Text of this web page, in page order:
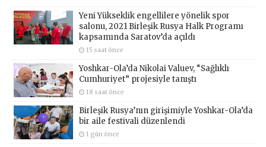
Yeni Yükseklik engellilere yönelik spor
salonu, 2021 Birleşik Rusya Halk Programı
kapsamında Saratov’da açıldı
15 saat önce
Yoshkar-Ola’da Nikolai Valuev, “Sağlıklı
Cumhuriyet” projesiyle tanıştı
18 saat önce
Birleşik Rusya’nın girişimiyle Yoshkar-Ola’da
bir aile festivali düzenlendi
1 gün önce